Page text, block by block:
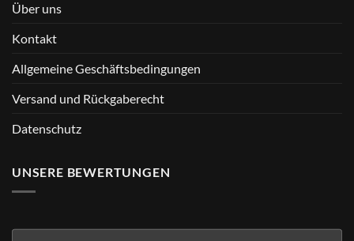
Über uns
Kontakt
Allgemeine Geschäftsbedingungen
Versand und Rückgaberecht
Datenschutz
UNSERE BEWERTUNGEN